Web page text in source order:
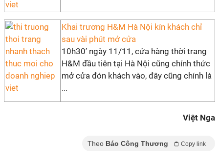
Khai trương H&M Hà Nội kín khách chỉ
sau vài phút mở cửa
10h30’ ngày 11/11, cửa hàng thời trang
H&M đầu tiên tại Hà Nội cũng chính thức
mở cửa đón khách vào, đây cũng chính là
...
Việt Nga
Theo Báo Công Thương Copy link